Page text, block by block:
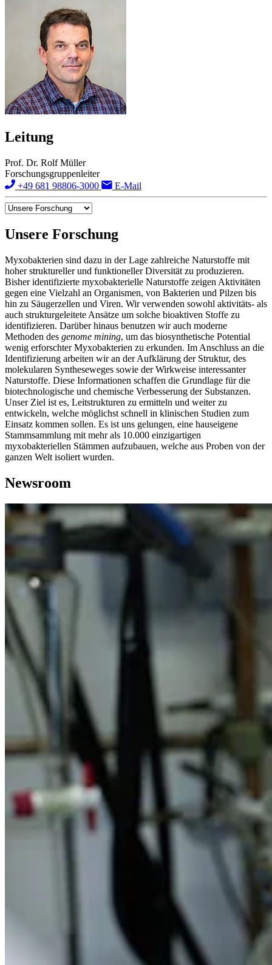
Leitung
Prof. Dr. Rolf Müller
Forschungsgruppenleiter
+49 681 98806-3000
E-Mail
Unsere Forschung
Myxobakterien sind dazu in der Lage zahlreiche Naturstoffe mit
hoher struktureller und funktioneller Diversität zu produzieren.
Bisher identifizierte myxobakterielle Naturstoffe zeigen Aktivitäten
gegen eine Vielzahl an Organismen, von Bakterien und Pilzen bis
hin zu Säugerzellen und Viren. Wir verwenden sowohl aktivitäts- als
auch strukturgeleitete Ansätze um solche bioaktiven Stoffe zu
identifizieren. Darüber hinaus benutzen wir auch moderne
Methoden des genome mining, um das biosynthetische Potential
wenig erforschter Myxobakterien zu erkunden. Im Anschluss an die
Identifizierung arbeiten wir an der Aufklärung der Struktur, des
molekularen Syntheseweges sowie der Wirkweise interessanter
Naturstoffe. Diese Informationen schaffen die Grundlage für die
biotechnologische und chemische Verbesserung der Substanzen.
Unser Ziel ist es, Leitstrukturen zu ermitteln und weiter zu
entwickeln, welche möglichst schnell in klinischen Studien zum
Einsatz kommen sollen. Es ist uns gelungen, eine hauseigene
Stammsammlung mit mehr als 10.000 einzigartigen
myxobakteriellen Stämmen aufzubauen, welche aus Proben von der
ganzen Welt isoliert wurden.
Newsroom